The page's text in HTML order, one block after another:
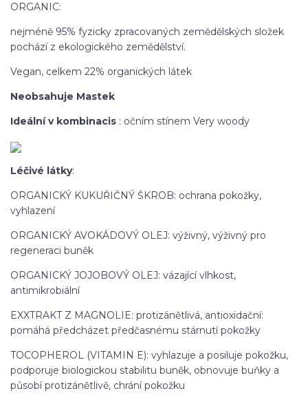
ORGANIC:
nejméně 95% fyzicky zpracovaných zemědělských složek
pochází z ekologického zemědělství.
Vegan, celkem 22% organických látek
Neobsahuje Mastek
Ideální v kombinacis : očním stínem Very woody
Léčivé látky:
ORGANICKÝ KUKUŘIČNÝ ŠKROB: ochrana pokožky,
vyhlazení
ORGANICKÝ AVOKÁDOVÝ OLEJ: výživný, výživný pro
regeneraci buněk
ORGANICKÝ JOJOBOVÝ OLEJ: vázající vlhkost,
antimikrobiální
EXXTRAKT Z MAGNOLIE: protizánětlivá, antioxidační:
pomáhá předcházet předčasnému stárnutí pokožky
TOCOPHEROL (VITAMIN E): vyhlazuje a posiluje pokožku,
podporuje biologickou stabilitu buněk, obnovuje buňky a
působí protizánětlivě, chrání pokožku